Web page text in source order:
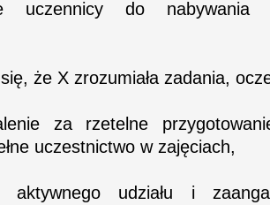
uczennicy do
że X zrozumiała zadania,
za rzetelne
uczestnictwo w zajęciach,
aktywnego udziału i